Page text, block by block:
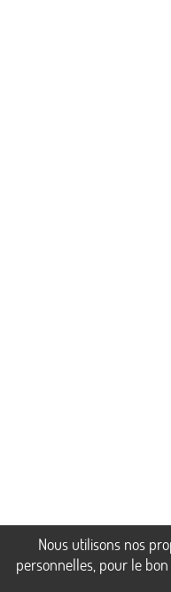
Nous utilisons nos
personnelles, pour le